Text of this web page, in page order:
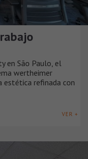
en São Paulo, el
wertheimer
estética refinada con
VER +